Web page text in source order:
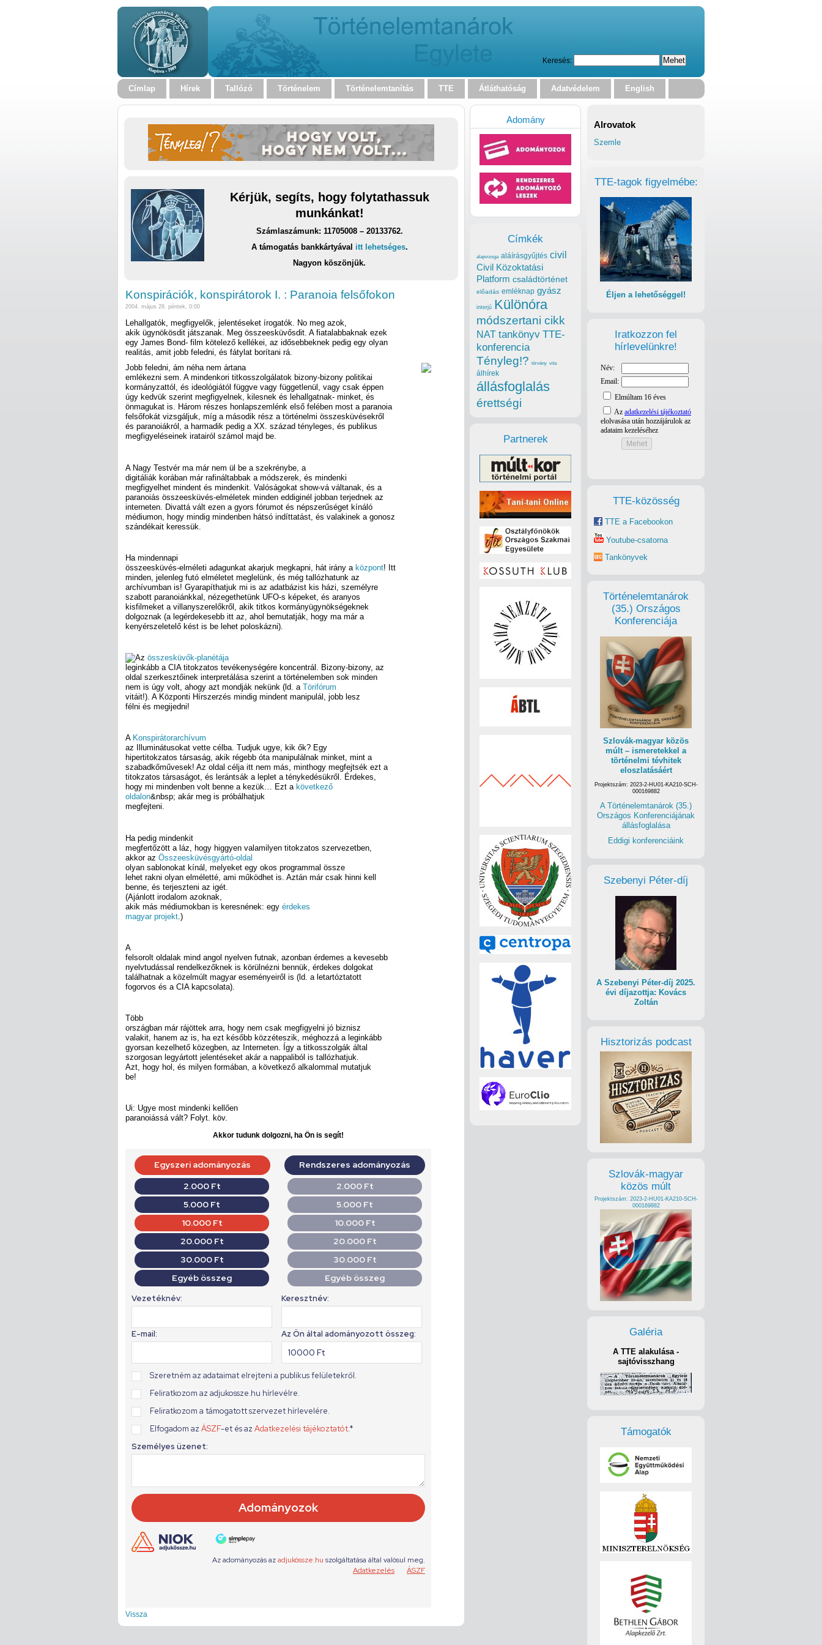
Keresés:
Címlap Hírek Tallózó Történelem Történelemtanítás TTE Átláthatóság Adatvédelem English
Kérjük, segíts, hogy folytathassuk
munkánkat!
Számlaszámunk: 11705008 – 20133762.
A támogatás bankkártyával itt lehetséges.
Nagyon köszönjük.
Konspirációk, konspirátorok I. : Paranoia felsőfokon
2004. május 28. péntek, 0:00
Lehallgatók, megfigyelők, jelentéseket írogatók. No meg azok,
akik ügynökösdit játszanak. Meg összeesküvősdit. A fiatalabbaknak ezek
egy James Bond- film kötelező kellékei, az idősebbeknek pedig egy olyan
realitás, amit jobb feledni, és fátylat borítani rá.
Jobb feledni, ám néha nem ártana
emlékezni sem. A mindenkori titkosszolgálatok bizony-bizony politikai
kormányzattól, és ideológiától függve vagy függetlenül, vagy csak éppen
úgy kedvük szerint megfigyelnek, kilesnek és lehallgatnak- minket, és
önmagukat is. Három részes honlapszemlénk első felében most a paranoia
felsőfokát vizsgáljuk, míg a második rész a történelmi összesküvésekről
és paranoiákról, a harmadik pedig a XX. század tényleges, és publikus
megfigyeléseinek iratairól számol majd be.
A Nagy Testvér ma már nem ül be a szekrénybe, a
digitáliák korában már rafináltabbak a módszerek, és mindenki
megfigyelhet mindent és mindenkit. Valóságokat show-vá váltanak, és a
paranoiás összeesküvés-elméletek minden eddiginél jobban terjednek az
interneten. Divattá vált ezen a gyors fórumot és népszerűséget kínáló
médiumon, hogy mindig mindenben hátsó indíttatást, és valakinek a gonosz
szándékait keressük.
Ha mindennapi
összeesküvés-elméleti adagunkat akarjuk megkapni, hát irány a központ! Itt
minden, jelenleg futó elméletet meglelünk, és még tallózhatunk az
archívumban is! Gyarapíthatjuk mi is az adatbázist kis házi, személyre
szabott paranoiánkkal, nézegethetünk UFO-s képeket, és aranyos
kisfilmeket a villanyszerelőkről, akik titkos kormányügynökségeknek
dolgoznak (a legérdekesebb itt az, ahol bemutatják, hogy ma már a
kenyérszeletelő kést is be lehet poloskázni).
Az összesküvők-planétája
leginkább a CIA titokzatos tevékenységére koncentrál. Bizony-bizony, az
oldal szerkesztőinek interpretálása szerint a történelemben sok minden
nem is úgy volt, ahogy azt mondják nekünk (ld. a Törifórum
vitáit!). A Központi Hírszerzés mindig mindent manipulál, jobb lesz
félni és megijedni!
A Konspirátorarchívum
az Illuminátusokat vette célba. Tudjuk ugye, kik ők? Egy
hipertitokzatos társaság, akik régebb óta manipulálnak minket, mint a
szabadkőművesek! Az oldal célja itt nem más, minthogy megfejtsék ezt a
titokzatos társaságot, és lerántsák a leplet a ténykedésükről. Érdekes,
hogy mi mindenben volt benne a kezük… Ezt a következő
oldalon&nbsp; akár meg is próbálhatjuk
megfejteni.
Ha pedig mindenkit
megfertőzött a láz, hogy higgyen valamilyen titokzatos szervezetben,
akkor az Összeesküvésgyártó-oldal
olyan sablonokat kínál, melyeket egy okos programmal össze
lehet rakni olyan elméletté, ami működhet is. Aztán már csak hinni kell
benne, és terjeszteni az igét.
(Ajánlott irodalom azoknak,
akik más médiumokban is keresnének: egy érdekes
magyar projekt .)
A
felsorolt oldalak mind angol nyelven futnak, azonban érdemes a kevesebb
nyelvtudással rendelkezőknek is körülnézni bennük, érdekes dolgokat
találhatnak a közelmúlt magyar eseményeiről is (ld. a letartóztatott
fogorvos és a CIA kapcsolata).
Több
országban már rájöttek arra, hogy nem csak megfigyelni jó biznisz
valakit, hanem az is, ha ezt később közzéteszik, méghozzá a leginkább
gyorsan kezelhető közegben, az Interneten. Így a titkosszolgák által
szorgosan legyártott jelentéseket akár a nappaliból is tallózhatjuk.
Azt, hogy hol, és milyen formában, a következő alkalommal mutatjuk
be!
Ui: Ugye most mindenki kellően
paranoiássá vált? Folyt. köv.
Akkor tudunk dolgozni, ha Ön is segít!
Vissza
Alrovatok
Szemle
TTE-tagok figyelmébe:
Éljen a lehetőséggel!
Iratkozzon fel
hírlevelünkre!
TTE-közösség
TTE a Facebookon
Youtube-csatorna
Tankönyvek
Történelemtanárok
(35.) Országos
Konferenciája
Szlovák-magyar közös
múlt – ismeretekkel a
történelmi tévhitek
eloszlatásáért
Projektszám: 2023-2-HU01-KA210-SCH-
000169882
A Történelemtanárok (35.)
Országos Konferenciájának
állásfoglalása
Eddigi konferenciáink
Szebenyi Péter-díj
A Szebenyi Péter-díj 2025.
évi díjazottja: Kovács
Zoltán
Hisztorizás podcast
Szlovák-magyar
közös múlt
Projektszám: 2023-2-HU01-KA210-SCH-
000169882
Galéria
A TTE alakulása -
sajtóvisszhang
Támogatók
Adomány
Címkék
alapvizsga aláírásgyűjtés civil
Civil Közoktatási
Platform családtörténet
előadás emléknap gyász
interjú Különóra
módszertani cikk
NAT tankönyv TTE-
konferencia
Tényleg!? törvény vita
álhírek
állásfoglalás
érettségi
Partnerek